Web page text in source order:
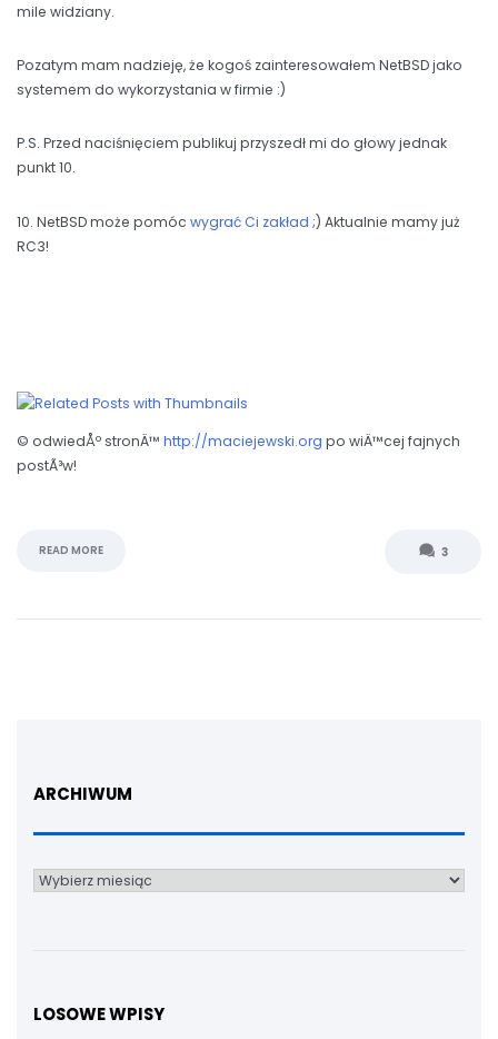
mile widziany.
Pozatym mam nadzieję, że kogoś zainteresowałem NetBSD jako
systemem do wykorzystania w firmie :)
P.S. Przed naciśnięciem publikuj przyszedł mi do głowy jednak
punkt 10.
10. NetBSD może pomóc wygrać Ci zakład ;) Aktualnie mamy już
RC3!
© odwiedÅº stronÄ™ http://maciejewski.org po wiÄ™cej fajnych
postÃ³w!
READ MORE 3
ARCHIWUM
Archiwum
LOSOWE WPISY